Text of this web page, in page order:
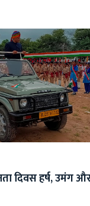
दिवस हर्ष, उमंग